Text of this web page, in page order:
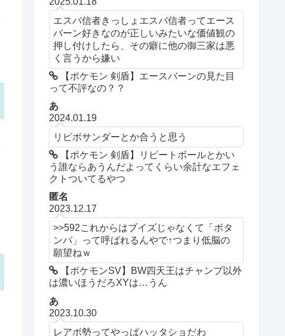
エスバ信者きっしょエスバ信者ってエース
バーン好きなのが正しいみたいな価値観の
押し付けしたら、その癖に他の御三家は悪
く言うから嫌い
【ポケモン 剣盾】エースバーンの見た目
って不評なの？？
あ
2024.01.19
リピボサンダーとか合うと思う
【ポケモン 剣盾】リピートボールとかい
う誰ならあうんだよってくらい余計なエフェ
クトついてるやつ
匿名
2023.12.17
>>592これからはブイズじゃなくて「ボタ
ンパ」って呼ばれるんやで↑つまり低脳の
願望ねｗ
【ポケモンSV】BW四天王はチャンプ以外
は濃いほうだろXYは…うん
あ
2023.10.30
レアボ勢ってやっぱハッタショだわ